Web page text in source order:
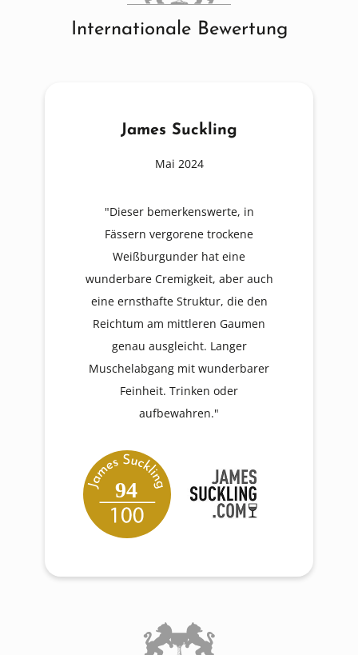
Internationale Bewertung
James Suckling
Mai 2024
"Dieser bemerkenswerte, in
Fässern vergorene trockene
Weißburgunder hat eine
wunderbare Cremigkeit, aber auch
eine ernsthafte Struktur, die den
Reichtum am mittleren Gaumen
genau ausgleicht. Langer
Muschelabgang mit wunderbarer
Feinheit. Trinken oder
aufbewahren."
94